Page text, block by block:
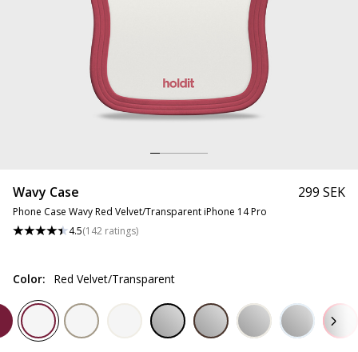
Wavy Case
Phone Case Wavy Red Velvet/Transparent iPhone 14 Pro
4.5(142 ratings)
299 SEK
Color: Red Velvet/Transparent